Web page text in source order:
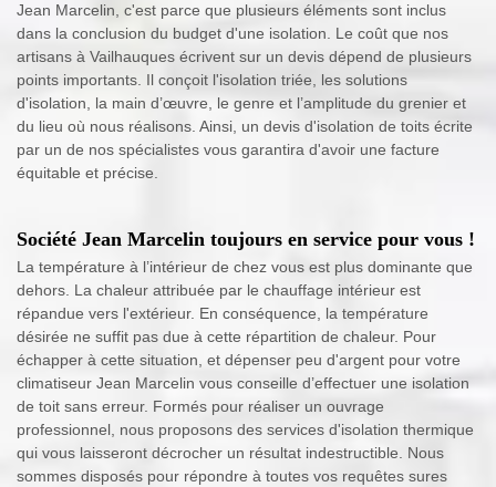
Jean Marcelin, c'est parce que plusieurs éléments sont inclus
dans la conclusion du budget d'une isolation. Le coût que nos
artisans à Vailhauques écrivent sur un devis dépend de plusieurs
points importants. Il conçoit l'isolation triée, les solutions
d'isolation, la main d’œuvre, le genre et l’amplitude du grenier et
du lieu où nous réalisons. Ainsi, un devis d'isolation de toits écrite
par un de nos spécialistes vous garantira d'avoir une facture
équitable et précise.
Société Jean Marcelin toujours en service pour vous !
La température à l’intérieur de chez vous est plus dominante que
dehors. La chaleur attribuée par le chauffage intérieur est
répandue vers l'extérieur. En conséquence, la température
désirée ne suffit pas due à cette répartition de chaleur. Pour
échapper à cette situation, et dépenser peu d'argent pour votre
climatiseur Jean Marcelin vous conseille d’effectuer une isolation
de toit sans erreur. Formés pour réaliser un ouvrage
professionnel, nous proposons des services d'isolation thermique
qui vous laisseront décrocher un résultat indestructible. Nous
sommes disposés pour répondre à toutes vos requêtes sures